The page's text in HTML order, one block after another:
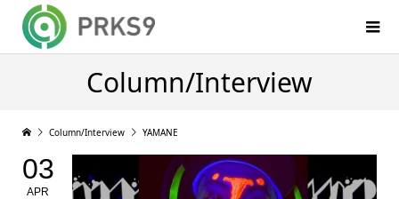
Column/Interview
Column/Interview YAMANE
03
APR